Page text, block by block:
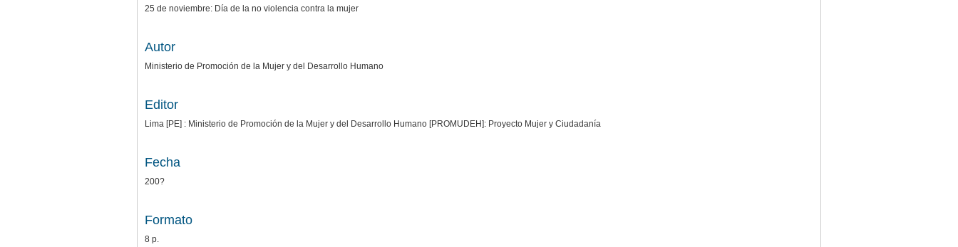
25 de noviembre: Día de la no violencia contra la mujer
Autor
Ministerio de Promoción de la Mujer y del Desarrollo Humano
Editor
Lima [PE] : Ministerio de Promoción de la Mujer y del Desarrollo Humano [PROMUDEH]: Proyecto Mujer y Ciudadanía
Fecha
200?
Formato
8 p.